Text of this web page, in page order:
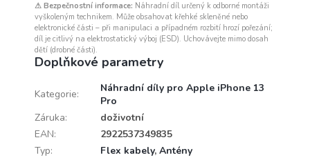
⚠ Bezpečnostní informace: Náhradní díl určený k odborné montáži
vyškoleným technikem. Může obsahovat křehké skleněné nebo
elektronické části – při manipulaci a případném rozbití hrozí pořezání;
díl je citlivý na elektrostatický výboj (ESD). Uchovávejte mimo dosah
dětí (drobné části).
Doplňkové parametry
Kategorie:
Náhradní díly pro Apple iPhone 13
Pro
Záruka:
doživotní
EAN:
2922537349835
Typ: Flex kabely, Antény